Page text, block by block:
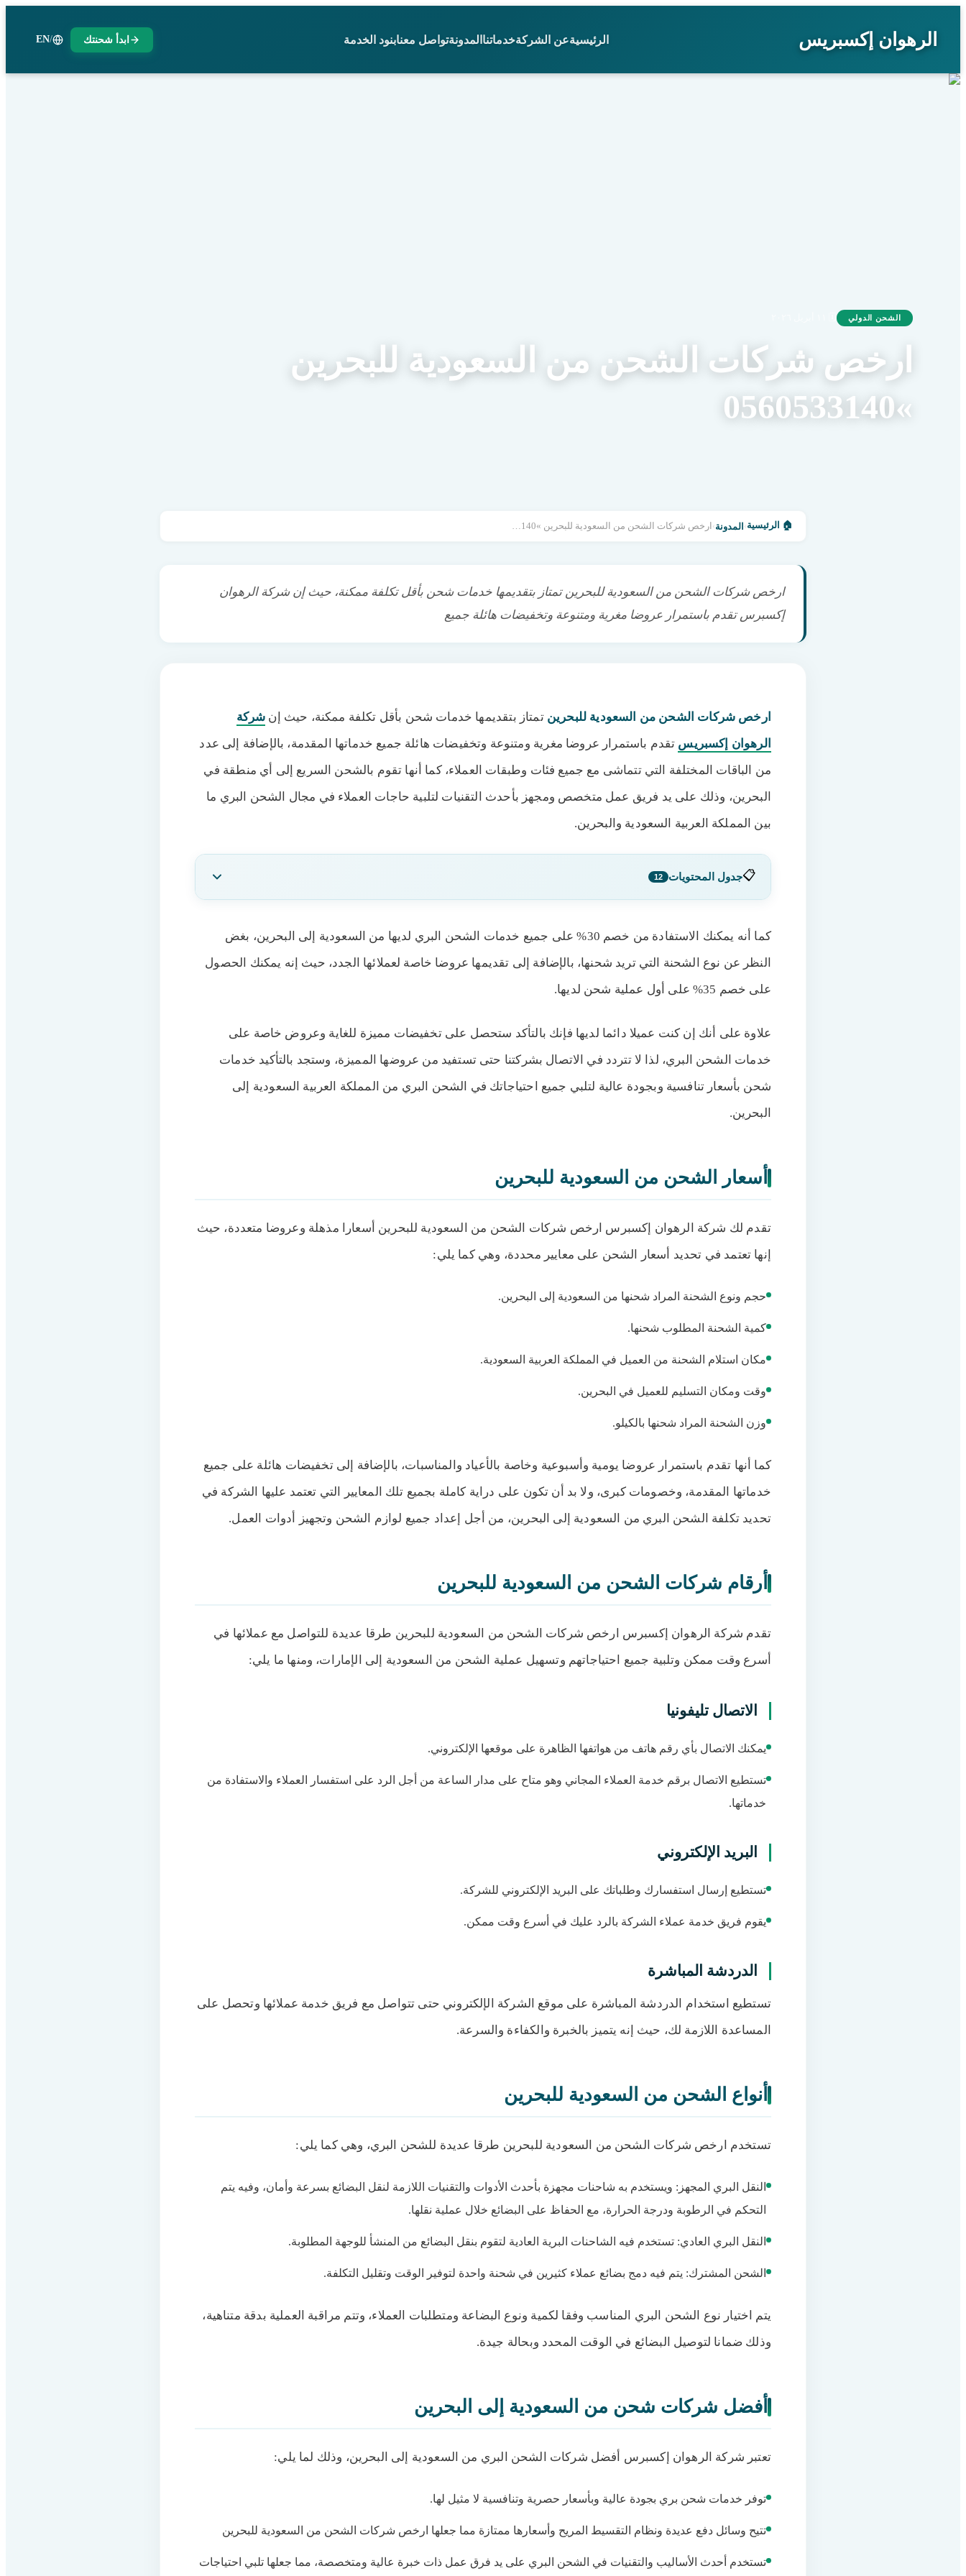
الرهوان إكسبريس الرئيسيةعن الشركةخدماتنا المدونةتواصل معنابنود الخدمة ابدأ شحنتك /
EN
الشحن الدولي 🗓
ارخص شركات الشحن من السعودية للبحرين
»0560533140
🏠 الرئيسية › المدونة › ارخص شركات الشحن من السعودية للبحرين »0560533140
ارخص شركات الشحن من السعودية للبحرين تمتاز بتقديمها خدمات شحن بأقل تكلفة ممكنة، حيث إن شركة الرهوان
إكسبرس تقدم باستمرار عروضا مغرية ومتنوعة وتخفيضات هائلة جميع
ارخص شركات الشحن من السعودية للبحرين تمتاز بتقديمها خدمات شحن بأقل تكلفة ممكنة، حيث إن شركة
الرهوان إكسبريس تقدم باستمرار عروضا مغرية ومتنوعة وتخفيضات هائلة جميع خدماتها المقدمة، بالإضافة إلى عدد
من الباقات المختلفة التي تتماشى مع جميع فئات وطبقات العملاء، كما أنها تقوم بالشحن السريع إلى أي منطقة في
البحرين، وذلك على يد فريق عمل متخصص ومجهز بأحدث التقنيات لتلبية حاجات العملاء في مجال الشحن البري ما
بين المملكة العربية السعودية والبحرين.
📋جدول المحتويات 12
الاتصال تليفونيا
5 الدردشة المباشرة
6 أنواع الشحن من السعودية للبحرين
7 أفضل شركات شحن من السعودية إلى البحرين
8
السلامة والأمان
12 نصائح شركة شحن من السعودية إلى البحرين
كما أنه يمكنك الاستفادة من خصم 30% على جميع خدمات الشحن البري لديها من السعودية إلى البحرين، بغض
النظر عن نوع الشحنة التي تريد شحنها، بالإضافة إلى تقديمها عروضا خاصة لعملائها الجدد، حيث إنه يمكنك الحصول
على خصم 35% على أول عملية شحن لديها.
علاوة على أنك إن كنت عميلا دائما لديها فإنك بالتأكد ستحصل على تخفيضات مميزة للغاية وعروض خاصة على
خدمات الشحن البري، لذا لا تتردد في الاتصال بشركتنا حتى تستفيد من عروضها المميزة، وستجد بالتأكيد خدمات
شحن بأسعار تنافسية وبجودة عالية لتلبي جميع احتياجاتك في الشحن البري من المملكة العربية السعودية إلى
البحرين.
أسعار الشحن من السعودية للبحرين
تقدم لك شركة الرهوان إكسبرس ارخص شركات الشحن من السعودية للبحرين أسعارا مذهلة وعروضا متعددة، حيث
إنها تعتمد في تحديد أسعار الشحن على معايير محددة، وهي كما يلي:
حجم ونوع الشحنة المراد شحنها من السعودية إلى البحرين.
كمية الشحنة المطلوب شحنها.
مكان استلام الشحنة من العميل في المملكة العربية السعودية.
وقت ومكان التسليم للعميل في البحرين.
وزن الشحنة المراد شحنها بالكيلو.
كما أنها تقدم باستمرار عروضا يومية وأسبوعية وخاصة بالأعياد والمناسبات، بالإضافة إلى تخفيضات هائلة على جميع
خدماتها المقدمة، وخصومات كبرى، ولا بد أن تكون على دراية كاملة بجميع تلك المعايير التي تعتمد عليها الشركة في
تحديد تكلفة الشحن البري من السعودية إلى البحرين، من أجل إعداد جميع لوازم الشحن وتجهيز أدوات العمل.
أرقام شركات الشحن من السعودية للبحرين
تقدم شركة الرهوان إكسبرس ارخص شركات الشحن من السعودية للبحرين طرقا عديدة للتواصل مع عملائها في
أسرع وقت ممكن وتلبية جميع احتياجاتهم وتسهيل عملية الشحن من السعودية إلى الإمارات، ومنها ما يلي:
الاتصال تليفونيا
يمكنك الاتصال بأي رقم هاتف من هواتفها الظاهرة على موقعها الإلكتروني.
تستطيع الاتصال برقم خدمة العملاء المجاني وهو متاح على مدار الساعة من أجل الرد على استفسار العملاء والاستفادة من
خدماتها.
البريد الإلكتروني
تستطيع إرسال استفسارك وطلباتك على البريد الإلكتروني للشركة.
يقوم فريق خدمة عملاء الشركة بالرد عليك في أسرع وقت ممكن.
الدردشة المباشرة
تستطيع استخدام الدردشة المباشرة على موقع الشركة الإلكتروني حتى تتواصل مع فريق خدمة عملائها وتحصل على
المساعدة اللازمة لك، حيث إنه يتميز بالخبرة والكفاءة والسرعة.
أنواع الشحن من السعودية للبحرين
تستخدم ارخص شركات الشحن من السعودية للبحرين طرقا عديدة للشحن البري، وهي كما يلي:
النقل البري المجهز: ويستخدم به شاحنات مجهزة بأحدث الأدوات والتقنيات اللازمة لنقل البضائع بسرعة وأمان، وفيه يتم
التحكم في الرطوبة ودرجة الحرارة، مع الحفاظ على البضائع خلال عملية نقلها.
النقل البري العادي: تستخدم فيه الشاحنات البرية العادية لتقوم بنقل البضائع من المنشأ للوجهة المطلوبة.
الشحن المشترك: يتم فيه دمج بضائع عملاء كثيرين في شحنة واحدة لتوفير الوقت وتقليل التكلفة.
يتم اختيار نوع الشحن البري المناسب وفقا لكمية ونوع البضاعة ومتطلبات العملاء، وتتم مراقبة العملية بدقة متناهية،
وذلك ضمانا لتوصيل البضائع في الوقت المحدد وبحالة جيدة.
أفضل شركات شحن من السعودية إلى البحرين
تعتبر شركة الرهوان إكسبرس أفضل شركات الشحن البري من السعودية إلى البحرين، وذلك لما يلي:
توفر خدمات شحن بري بجودة عالية وبأسعار حصرية وتنافسية لا مثيل لها.
تتيح وسائل دفع عديدة ونظام التقسيط المريح وأسعارها ممتازة مما جعلها ارخص شركات الشحن من السعودية للبحرين
تستخدم أحدث الأساليب والتقنيات في الشحن البري على يد فرق عمل ذات خبرة عالية ومتخصصة، مما جعلها تلبي احتياجات